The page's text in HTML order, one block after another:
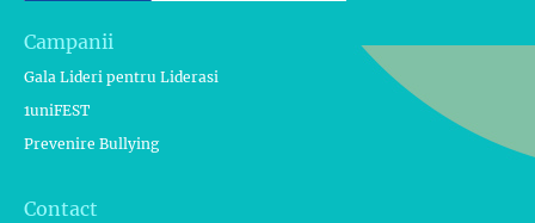
Campanii
Gala Lideri pentru Liderasi
1uniFEST
Prevenire Bullying
Contact